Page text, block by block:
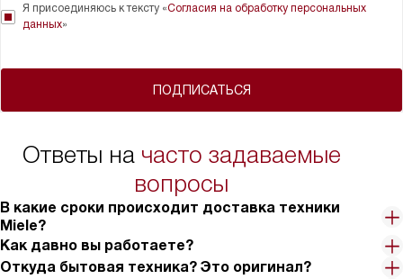
ПОДПИСАТЬСЯ
Я присоединяюсь к тексту «Согласия на обработку персональных
данных»
Ответы на часто задаваемые
вопросы
В какие сроки происходит доставка техники
Miele?
Как давно вы работаете?
Откуда бытовая техника? Это оригинал?